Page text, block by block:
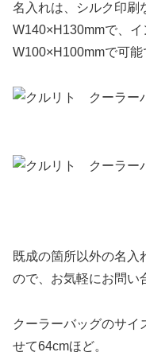
名入れは、シルク印刷
W140×H130mmで、
W100×H100mmで可能
既成の箇所以外の名入
ので、お気軽にお問い
クーラーバッグのサイ
せて64cmほど。